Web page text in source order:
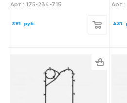
Арт.: 175-234-715
391 руб.
Арт.:
481